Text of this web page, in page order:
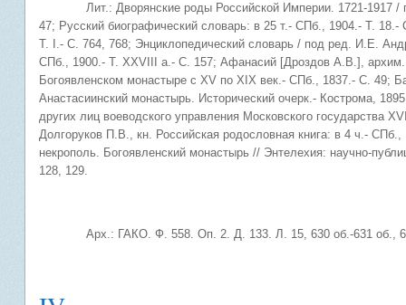
Лит.: Дворянские роды Российской Империи. 1721-1917 /
47; Русский биографический словарь: в 25 т.- СПб., 1904.- Т.
Т. I.- С. 764, 768; Энциклопедический словарь / под ред. И.Е.
СПб., 1900.- Т. XXVIII а.- С. 157; Афанасий [Дроздов А.В.], архим.
Богоявленском монастыре с XV по XIX век.- СПб., 1837.- С. 49;
Анастасиинский монастырь. Исторический очерк.- Кострома,
других лиц воеводского управления Московского государства
Долгоруков П.В., кн. Российская родословная книга: в 4 ч.-
некрополь. Богоявленский монастырь // Энтелехия: научно-
128, 129.
Арх.: ГАКО. Ф. 558. Оп. 2. Д. 133. Л. 15, 630 об.-631 об.,